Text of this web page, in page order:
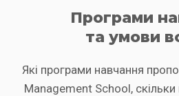
Програми
та умови
Які програми навчання
Management School,